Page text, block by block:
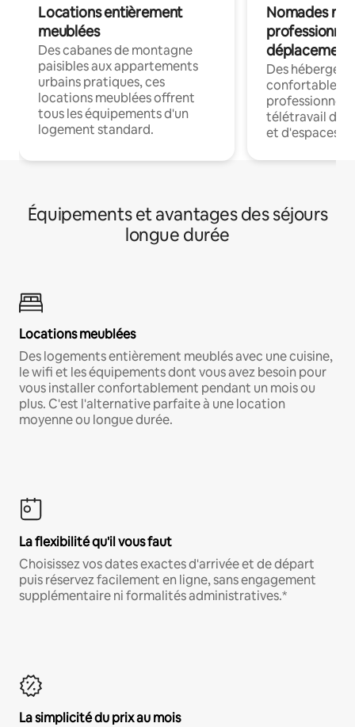
Locations entièrement
meublées
Des cabanes de montagne
paisibles aux appartements
urbains pratiques, ces
locations meublées offrent
tous les équipements d'un
logement standard.
Nomades
déplacement
Des
confortables
professionnels
télétravail
et d'espaces
Équipements et avantages des séjours
longue durée
Locations meublées
Des logements entièrement meublés avec une cuisine,
le wifi et les équipements dont vous avez besoin pour
vous installer confortablement pendant un mois ou
plus. C'est l'alternative parfaite à une location
moyenne ou longue durée.
La flexibilité qu'il vous faut
Choisissez vos dates exactes d'arrivée et de départ
puis réservez facilement en ligne, sans engagement
supplémentaire ni formalités administratives.*
La simplicité du prix au mois